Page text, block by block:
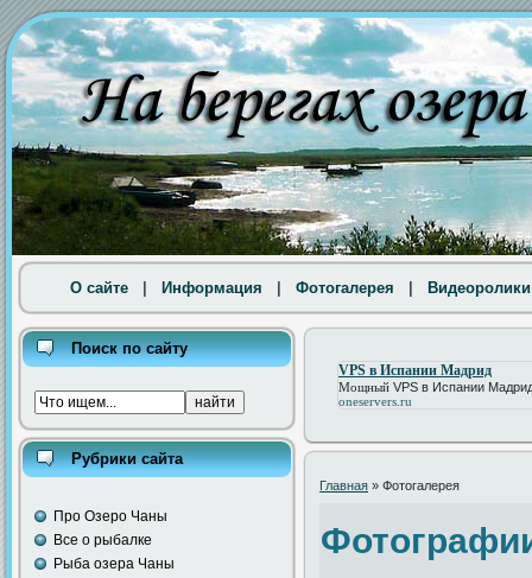
О сайте Информация Фотогалерея Видеоролики
Поиск по сайту
Рубрики сайта
Про Озеро Чаны
Все о рыбалке
Рыба озера Чаны
VPS в Испании Мадрид
Мощный VPS в Испании
oneservers.ru
Главная » Фотогалерея